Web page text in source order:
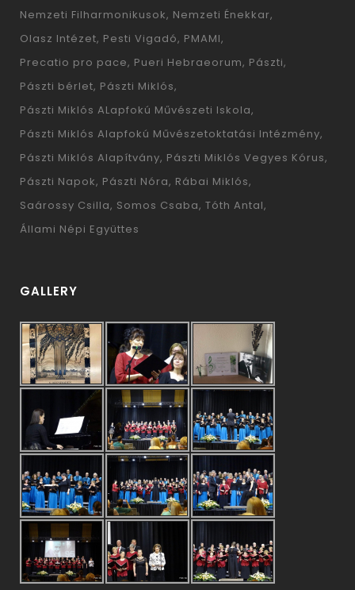
Nemzeti Filharmonikusok Nemzeti Énekkar
Olasz Intézet Pesti Vigadó PMAMI
Precatio pro pace Pueri Hebraeorum Pászti
Pászti bérlet Pászti Miklós
Pászti Miklós ALapfokú Művészeti Iskola
Pászti Miklós Alapfokú Művészetoktatási Intézmény
Pászti Miklós Alapítvány Pászti Miklós Vegyes Kórus
Pászti Napok Pászti Nóra Rábai Miklós
Saárossy Csilla Somos Csaba Tóth Antal
Állami Népi Együttes
GALLERY